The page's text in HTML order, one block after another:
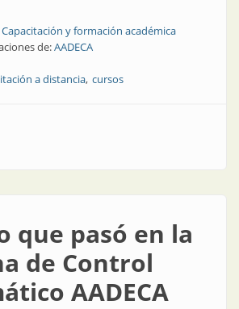
Capacitación y formación académica
de:AADECA
a distancia cursos
Programación de cursos y webinar 2021
que pasó en la
de Control
AADECA